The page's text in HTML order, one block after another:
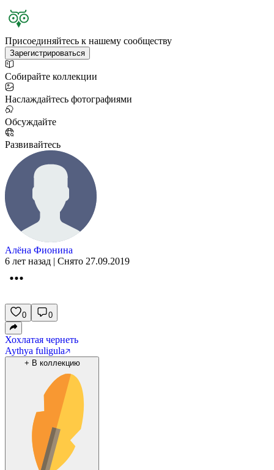
Присоединяйтесь к нашему сообществу
Зарегистрироваться
Собирайте коллекции
Наслаждайтесь фотографиями
Обсуждайте
Развивайтесь
Алёна Фионина
6 лет назад | Снято 27.09.2019
0 0
Хохлатая чернеть
Aythya fuligula
+ В коллекцию